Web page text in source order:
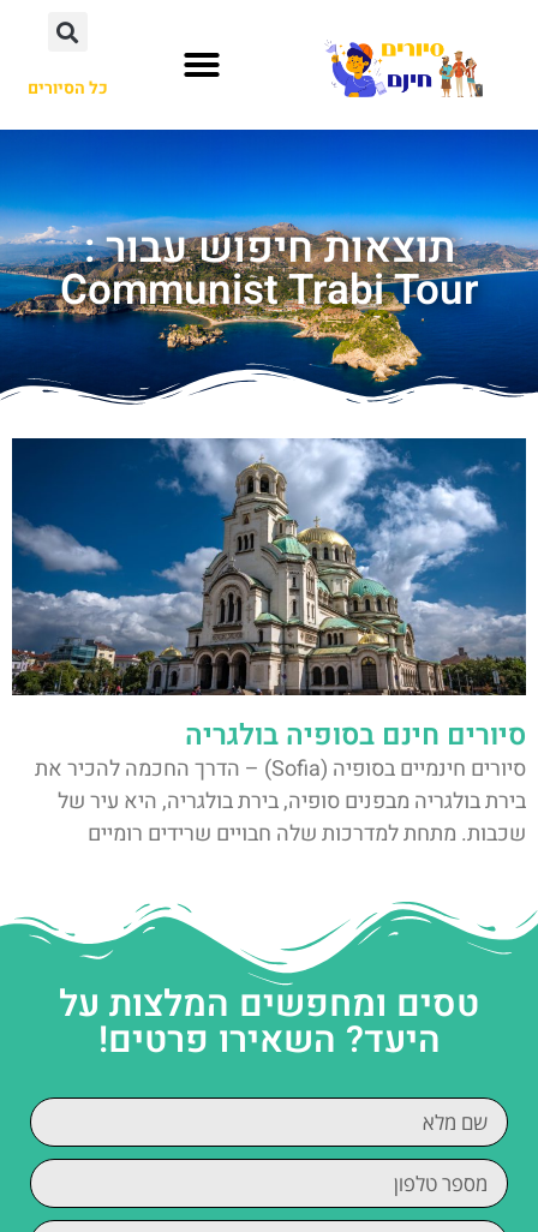
כל הסיורים
תוצאות חיפוש עבור :
Communist Trabi Tour
סיורים חינם בסופיה בולגריה
סיורים חינמיים בסופיה (Sofia) – הדרך החכמה להכיר את
בירת בולגריה מבפנים סופיה, בירת בולגריה, היא עיר של
שכבות. מתחת למדרכות שלה חבויים שרידים רומיים
טסים ומחפשים המלצות על
היעד? השאירו פרטים!